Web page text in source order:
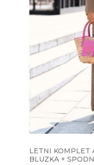
LETNI KOMPLET
BLUZKA +